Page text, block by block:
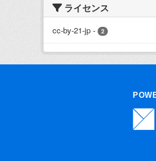
ライセンス
cc-by-21-jp - 2